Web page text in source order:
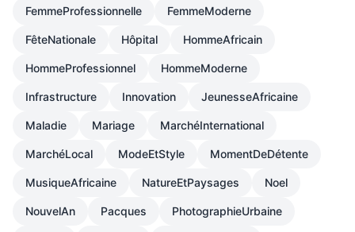
FemmeProfessionnelle FemmeModerne
FêteNationale Hôpital HommeAfricain
HommeProfessionnel HommeModerne
Infrastructure Innovation JeunesseAfricaine
Maladie Mariage MarchéInternational
MarchéLocal ModeEtStyle MomentDeDétente
MusiqueAfricaine NatureEtPaysages Noel
NouvelAn Pacques PhotographieUrbaine